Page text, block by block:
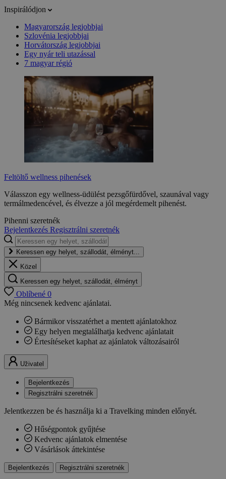
Inspirálódjon
Magyarország legjobbjai
Szlovénia legjobbjai
Horvátország legjobbjai
Egy nyár teli utazással
7 magyar régió
Feltöltő wellness pihenések
Válasszon egy wellness-üdülést pezsgőfürdővel, szaunával vagy
termálmedencével, és élvezze a jól megérdemelt pihenést.
Pihenni szeretnék
Bejelentkezés Regisztrálni szeretnék
Keressen egy helyet, szállodát, élményt...
Közel
Keressen egy helyet, szállodát, élményt
Oblíbené 0
Még nincsenek kedvenc ajánlatai.
Bármikor visszatérhet a mentett ajánlatokhoz
Egy helyen megtalálhatja kedvenc ajánlatait
Értesítéseket kaphat az ajánlatok változásairól
Uživatel
Bejelentkezés
Regisztrálni szeretnék
Jelentkezzen be és használja ki a Travelking minden előnyét.
Hűségpontok gyűjtése
Kedvenc ajánlatok elmentése
Vásárlások áttekintése
Bejelentkezés Regisztrálni szeretnék